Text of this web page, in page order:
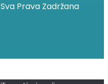
Prava Zadržana